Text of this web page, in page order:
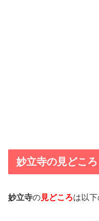
妙立寺の見どころ
妙立寺の見どころは以下